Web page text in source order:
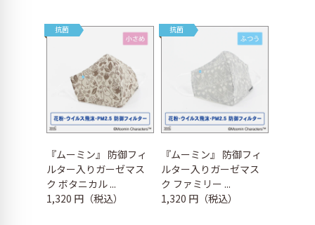
抗菌
『ムーミン』 防御フィ
ルター入りガーゼマス
ク ボタニカル ...
1,320 円（税込）
抗菌
『ムーミン』 防御フィ
ルター入りガーゼマス
ク ファミリー ...
1,320 円（税込）